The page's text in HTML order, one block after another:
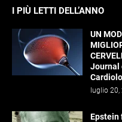
I PIÙ LETTI DELL’ANNO
UN
Journal
luglio 20,
Epstein